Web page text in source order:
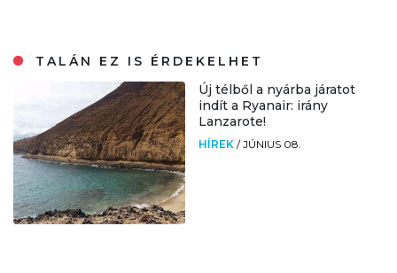
TALÁN EZ IS ÉRDEKELHET
Új télből a nyárba járatot
indít a Ryanair: irány
Lanzarote!
HÍREK /JÚNIUS 08.